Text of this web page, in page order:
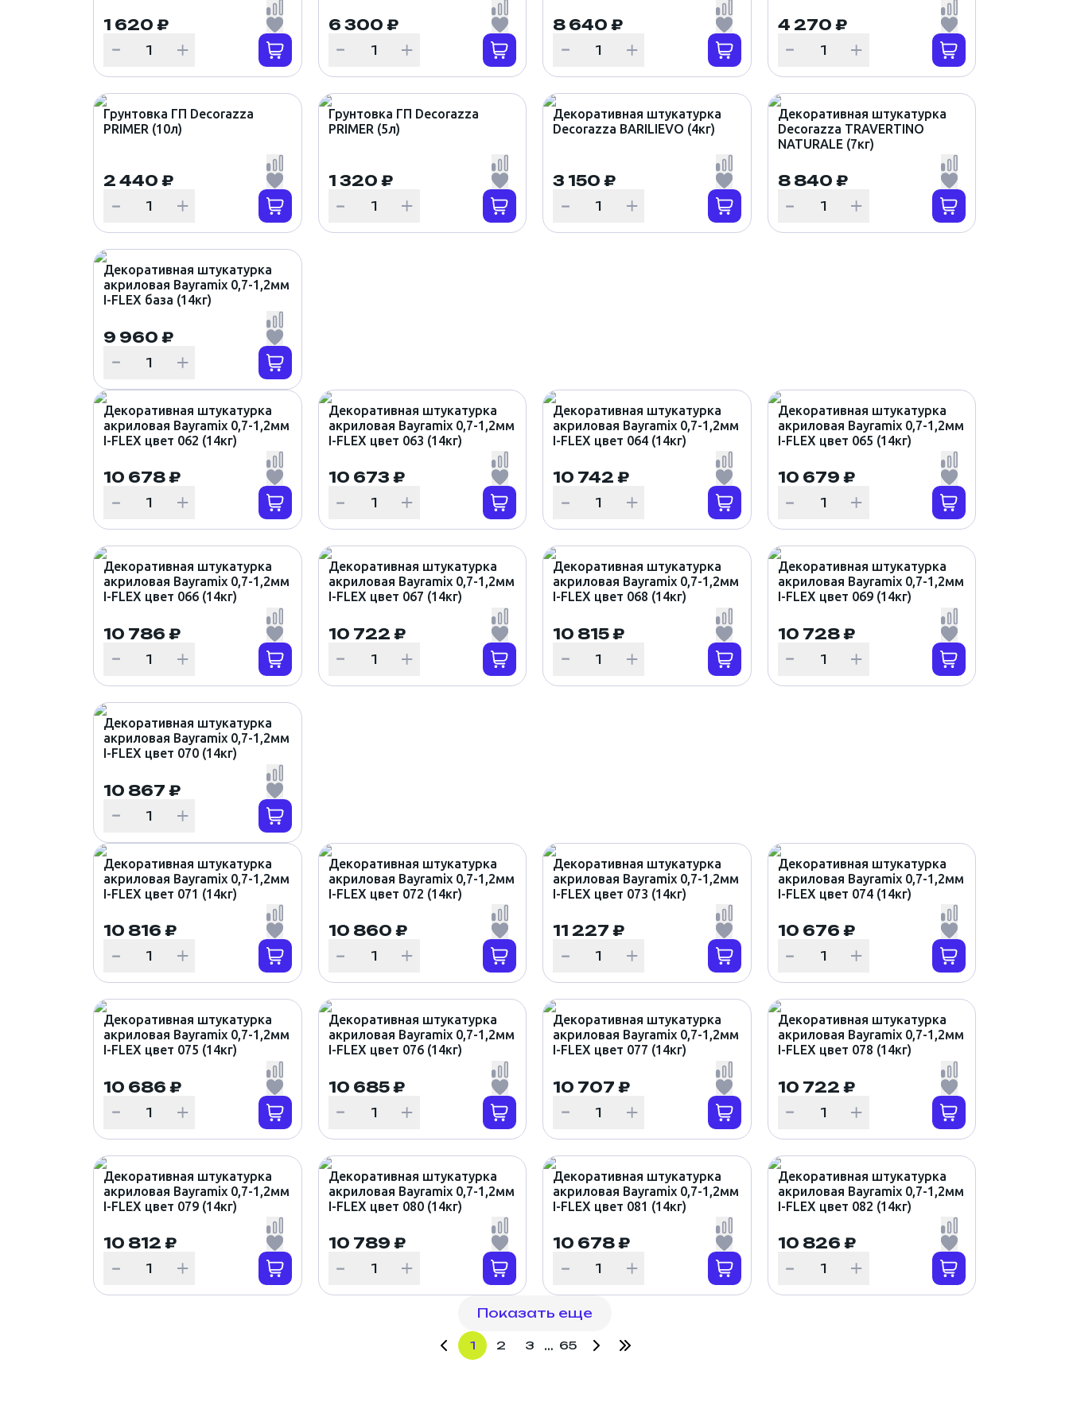
СВП. Крепёж и метизы
Инструмент
Скотч, малярные ленты,
пленка
1 620 ₽ 6 300 ₽ 8 640 ₽ 4 270 ₽
Грунтовка ГП Decorazza
PRIMER (10л)
2 440 ₽
Грунтовка ГП Decorazza
PRIMER (5л)
1 320 ₽
Декоративная штукатурка
Decorazza BARILIEVO (4кг)
3 150 ₽
Декоративная штукатурка
Decorazza TRAVERTINO
NATURALE (7кг)
8 840 ₽
Декоративная штукатурка
акриловая Bayramix 0,7-1,2мм
I-FLEX база (14кг)
9 960 ₽
Декоративная штукатурка
акриловая Bayramix 0,7-1,2мм
I-FLEX цвет 062 (14кг)
10 678 ₽
Декоративная штукатурка
акриловая Bayramix 0,7-1,2мм
I-FLEX цвет 063 (14кг)
10 673 ₽
Декоративная штукатурка
акриловая Bayramix 0,7-1,2мм
I-FLEX цвет 064 (14кг)
10 742 ₽
Декоративная штукатурка
акриловая Bayramix 0,7-1,2мм
I-FLEX цвет 065 (14кг)
10 679 ₽
Декоративная штукатурка
акриловая Bayramix 0,7-1,2мм
I-FLEX цвет 066 (14кг)
10 786 ₽
Декоративная штукатурка
акриловая Bayramix 0,7-1,2мм
I-FLEX цвет 067 (14кг)
10 722 ₽
Декоративная штукатурка
акриловая Bayramix 0,7-1,2мм
I-FLEX цвет 068 (14кг)
10 815 ₽
Декоративная штукатурка
акриловая Bayramix 0,7-1,2мм
I-FLEX цвет 069 (14кг)
10 728 ₽
Декоративная штукатурка
акриловая Bayramix 0,7-1,2мм
I-FLEX цвет 070 (14кг)
10 867 ₽
Декоративная штукатурка
акриловая Bayramix 0,7-1,2мм
I-FLEX цвет 071 (14кг)
10 816 ₽
Декоративная штукатурка
акриловая Bayramix 0,7-1,2мм
I-FLEX цвет 072 (14кг)
10 860 ₽
Декоративная штукатурка
акриловая Bayramix 0,7-1,2мм
I-FLEX цвет 073 (14кг)
11 227 ₽
Декоративная штукатурка
акриловая Bayramix 0,7-1,2мм
I-FLEX цвет 074 (14кг)
10 676 ₽
Декоративная штукатурка
акриловая Bayramix 0,7-1,2мм
I-FLEX цвет 075 (14кг)
10 686 ₽
Декоративная штукатурка
акриловая Bayramix 0,7-1,2мм
I-FLEX цвет 076 (14кг)
10 685 ₽
Декоративная штукатурка
акриловая Bayramix 0,7-1,2мм
I-FLEX цвет 077 (14кг)
10 707 ₽
Декоративная штукатурка
акриловая Bayramix 0,7-1,2мм
I-FLEX цвет 078 (14кг)
10 722 ₽
Декоративная штукатурка
акриловая Bayramix 0,7-1,2мм
I-FLEX цвет 079 (14кг)
10 812 ₽
Декоративная штукатурка
акриловая Bayramix 0,7-1,2мм
I-FLEX цвет 080 (14кг)
10 789 ₽
Декоративная штукатурка
акриловая Bayramix 0,7-1,2мм
I-FLEX цвет 081 (14кг)
10 678 ₽
Декоративная штукатурка
акриловая Bayramix 0,7-1,2мм
I-FLEX цвет 082 (14кг)
10 826 ₽
Показать еще
1 2 3 … 65